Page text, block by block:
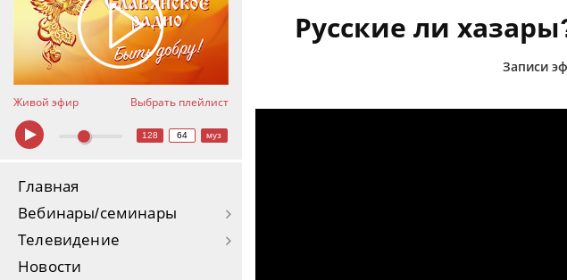
Живой эфир Выбрать плейлист
128 64 муз
Главная
Вебинары/семинары
Телевидение
Новости
Русские ли
Записи